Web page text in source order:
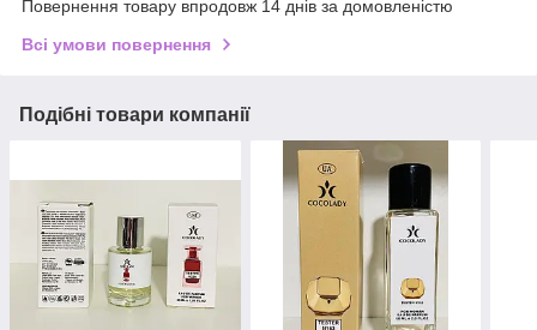
Повернення товару впродовж 14 днів за домовленістю
Всі умови повернення
Подібні товари компанії